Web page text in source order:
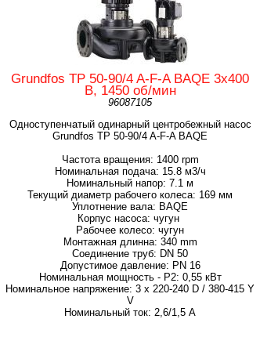
Grundfos TP 50-90/4 A-F-A BAQE 3x400
В, 1450 об/мин
96087105
Одноступенчатый одинарный центробежный насос
Grundfos TP 50-90/4 A-F-A BAQE
Частота вращения: 1400 rpm
Номинальная подача: 15.8 м3/ч
Номинальный напор: 7.1 м
Текущий диаметр рабочего колеса: 169 мм
Уплотнение вала: BAQE
Корпус насоса: чугун
Рабочее колесо: чугун
Монтажная длинна: 340 mm
Соединение труб: DN 50
Допустимое давление: PN 16
Номинальная мощность - P2: 0,55 кВт
Номинальное напряжение: 3 x 220-240 D / 380-415 Y
V
Номинальный ток: 2,6/1,5 А